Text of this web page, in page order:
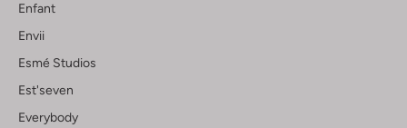
Enfant
Envii
Esmé Studios
Est'seven
Everybody